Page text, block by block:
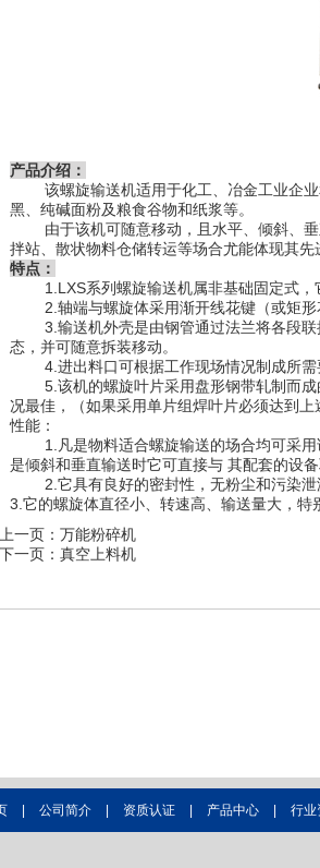
产品介绍：
该螺旋输送机适用于化工、冶金工业企业
黑、纯碱面粉及粮食谷物和纸浆等。
由于该机可随意移动，且水平、倾斜、垂
拌站、散状物料仓储转运等场合尤能体现其先
特点：
1.LXS系列螺旋输送机属非基础固定式，
2.轴端与螺旋体采用渐开线花键（或矩形
3.输送机外壳是由钢管通过法兰将各段联
态，并可随意拆装移动。
4.进出料口可根据工作现场情况制成所需
5.该机的螺旋叶片采用盘形钢带轧制而成
况最佳，（如果采用单片组焊叶片必须达到上
性能：
1.凡是物料适合螺旋输送的场合均可采用
是倾斜和垂直输送时它可直接与 其配套的设
2.它具有良好的密封性，无粉尘和污染泄
3.它的螺旋体直径小、转速高、输送量大，特
上一页：万能粉碎机
下一页：真空上料机
公司简介 资质认证 产品中心 行业